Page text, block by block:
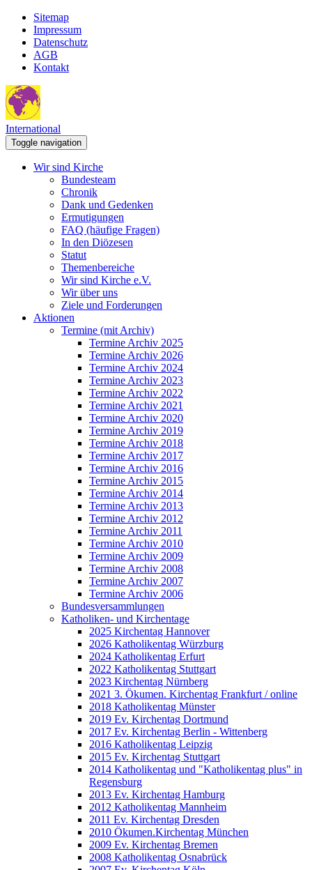
Sitemap
Impressum
Datenschutz
AGB
Kontakt
International
Toggle navigation
Wir sind Kirche
Bundesteam
Chronik
Dank und Gedenken
Ermutigungen
FAQ (häufige Fragen)
In den Diözesen
Statut
Themenbereiche
Wir sind Kirche e.V.
Wir über uns
Ziele und Forderungen
Aktionen
Termine (mit Archiv)
Termine Archiv 2025
Termine Archiv 2026
Termine Archiv 2024
Termine Archiv 2023
Termine Archiv 2022
Termine Archiv 2021
Termine Archiv 2020
Termine Archiv 2019
Termine Archiv 2018
Termine Archiv 2017
Termine Archiv 2016
Termine Archiv 2015
Termine Archiv 2014
Termine Archiv 2013
Termine Archiv 2012
Termine Archiv 2011
Termine Archiv 2010
Termine Archiv 2009
Termine Archiv 2008
Termine Archiv 2007
Termine Archiv 2006
Bundesversammlungen
Katholiken- und Kirchentage
2025 Kirchentag Hannover
2026 Katholikentag Würzburg
2024 Katholikentag Erfurt
2022 Katholikentag Stuttgart
2023 Kirchentag Nürnberg
2021 3. Ökumen. Kirchentag Frankfurt / online
2018 Katholikentag Münster
2019 Ev. Kirchentag Dortmund
2017 Ev. Kirchentag Berlin - Wittenberg
2016 Katholikentag Leipzig
2015 Ev. Kirchentag Stuttgart
2014 Katholikentag und "Katholikentag plus" in
Regensburg
2013 Ev. Kirchentag Hamburg
2012 Katholikentag Mannheim
2011 Ev. Kirchentag Dresden
2010 Ökumen.Kirchentag München
2009 Ev. Kirchentag Bremen
2008 Katholikentag Osnabrück